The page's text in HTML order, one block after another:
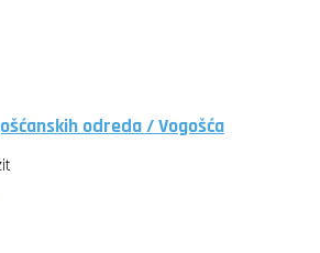
odreda / Vogošća